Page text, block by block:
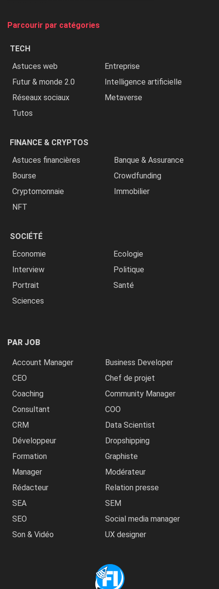
Parcourir par catégories
TECH
Astuces web
Entreprise
Futur & monde 2.0
Intelligence artificielle
Réseaux sociaux
Metaverse
Tutos
FINANCE & CRYPTOS
Astuces financières
Banque & Assurance
Bourse
Crowdfunding
Cryptomonnaie
Immobilier
NFT
SOCIÉTÉ
Economie
Ecologie
Interview
Politique
Portrait
Santé
Sciences
PAR JOB
Account Manager
Business Developer
CEO
Chef de projet
Coaching
Community Manager
Consultant
COO
CRM
Data Scientist
Développeur
Dropshipping
Formation
Graphiste
Manager
Modérateur
Rédacteur
Relation presse
SEA
SEM
SEO
Social media manager
Son & Vidéo
UX designer